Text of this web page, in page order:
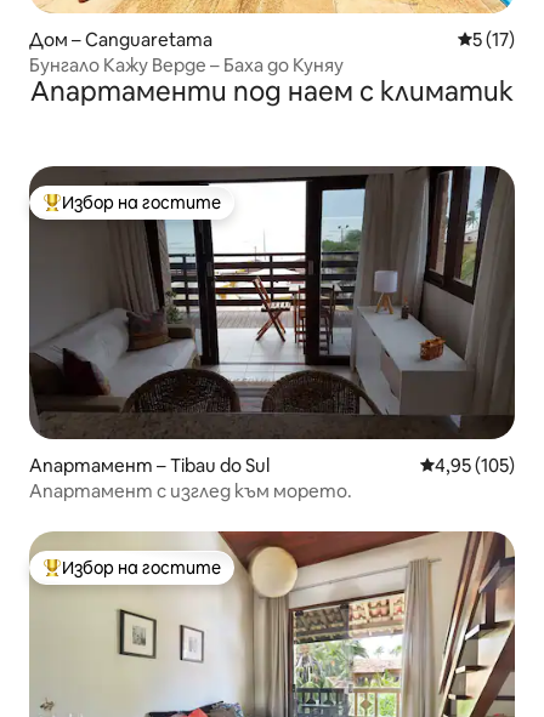
Дом – Canguaretama Средна
5 (17)
Бунгало Кажу Верде – Баха до Куняу
Апартаменти под наем с климатик
Най-популярен избор на гостите
Избор на гостите
Апартамент – Tibau do Sul Средна
4,95 (105)
Апартамент с изглед към морето.
Най-популярен избор на гостите
Избор на гостите